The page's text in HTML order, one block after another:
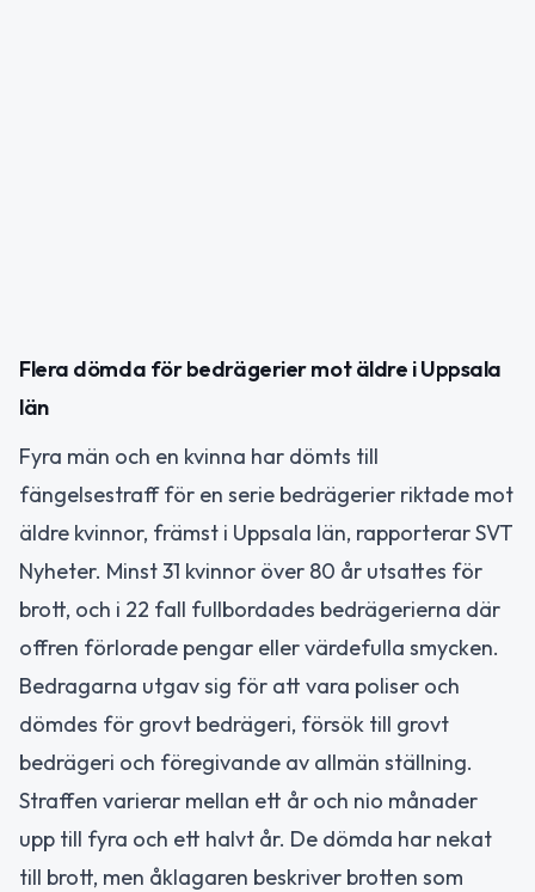
Flera dömda för bedrägerier mot äldre i Uppsala
län
Fyra män och en kvinna har dömts till
fängelsestraff för en serie bedrägerier riktade mot
äldre kvinnor, främst i Uppsala län, rapporterar SVT
Nyheter. Minst 31 kvinnor över 80 år utsattes för
brott, och i 22 fall fullbordades bedrägerierna där
offren förlorade pengar eller värdefulla smycken.
Bedragarna utgav sig för att vara poliser och
dömdes för grovt bedrägeri, försök till grovt
bedrägeri och föregivande av allmän ställning.
Straffen varierar mellan ett år och nio månader
upp till fyra och ett halvt år. De dömda har nekat
till brott, men åklagaren beskriver brotten som